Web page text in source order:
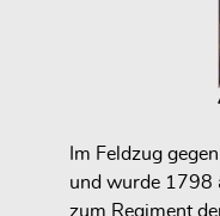
Im Feldzug
und wurde 1798
zum Regiment